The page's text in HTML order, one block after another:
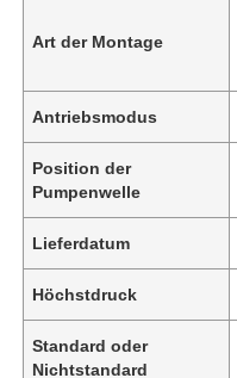
Art der Montage
Antriebsmodus
Position der
Pumpenwelle
Lieferdatum
Höchstdruck
Standard oder
Nichtstandard